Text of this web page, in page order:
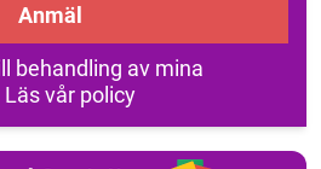
Anmäl
behandling av mina
Läs vår policy